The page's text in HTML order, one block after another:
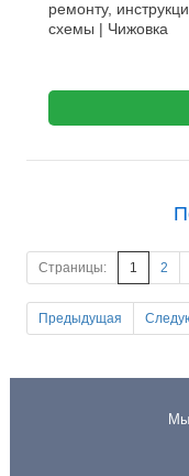
ремонту,
схемы | Чижовка
Страницы: 1 2
Предыдущая